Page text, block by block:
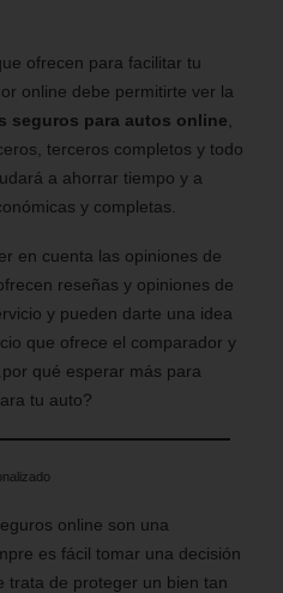
ofrecen para facilitar tu
online debe permitirte ver la
seguros para autos online
terceros completos y todo
a ahorrar tiempo y a
y completas.
en cuenta las opiniones de
reseñas y opiniones de
y pueden darte una idea
que ofrece el comparador y
qué esperar más para
tu auto?
online son una
es fácil tomar una decisión
trata de proteger un bien tan